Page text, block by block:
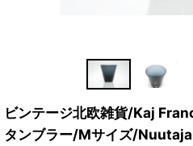
ビンテージ北欧雑貨/Kaj
タンブラー/Mサイズ/